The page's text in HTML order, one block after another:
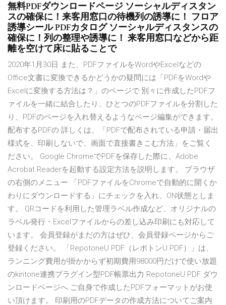
無料PDFダウンロードページ ソーシャルディスタン
スの確保に！来客用窓口の待機列の誘導に！ フロア
誘導シール PDFカタログ ソーシャルディスタンスの
確保に！列の整理や誘導に！ 来客用窓口などから距
離を空けて床に貼ることで
2020年1月30日 また、PDFファイルをWordやExcelなどの
Office文書に変換できるかどうかの疑問には「PDFをWordや
Excelに変換する方法は？」のページで 別々に作成したPDFフ
ァイルを一緒に結合したり、ひとつのPDFファイルを分割した
り、PDFのページを入れ替えるようなページ編集ができます。
配布するPDFの 詳しくは、「PDFで配布されている申請・届出
様式を、印刷しないで、画面で直接書きこむ方法」をご覧く
ださい。 Google ChromeでPDFを保存した際に、Adobe
Acrobat Readerを起動する設定方法を説明します。 ブラウザ
の右側のメニュー 「PDFファイルをChromeで自動的に開くか
わりにダウンロードする」にチェックを入れ、ON状態としま
す。 QRコードを利用した管理ラベル作成など、オリジナルの
ラベル発行・Excelファイルからの差し込み印刷にも対応して
います。 会員登録がまだの方はぜひ、会員登録ページからご
登録ください。 「RepotoneU PDF（レポトンU PDF）」は、
ランニング費用が掛かからず初期費用98000円だけで使い放題
のkintone連携プラグイン型PDF帳票出力 RepotoneU PDF ダウ
ンロードページへ ご自身で作成したPDFフォーマットがお使
い頂けます。 印刷用のPDFデータの作成方法についてご案内